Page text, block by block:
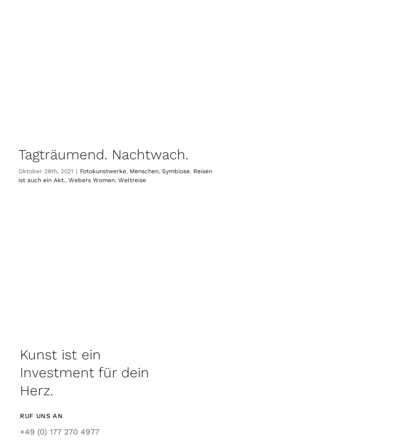
Tagträumend. Nachtwach.
Oktober 28th, 2021 | Fotokunstwerke, Menschen, Symbiose. Reisen
ist auch ein Akt., Webers Women, Weltreise
Kunst ist ein
Investment für dein
Herz.
RUF UNS AN
+49 (0) 177 270 4977